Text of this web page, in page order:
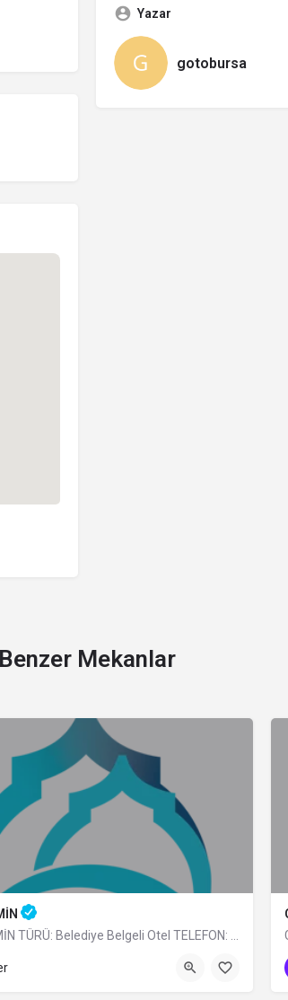
Yazar
gotobursa
Benzer Mekanlar
HOTEL ASMİN TÜRÜ: Belediye Belgeli Otel TELEFON: 0 (224) 225 10 24
10 24